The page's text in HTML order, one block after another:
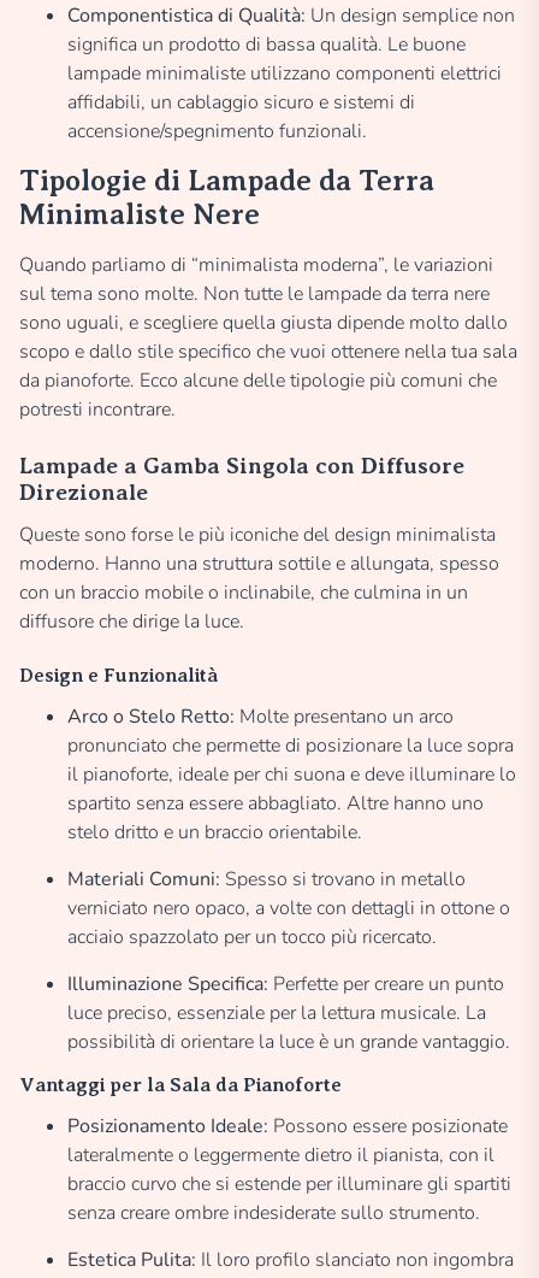
Componentistica di Qualità: Un design semplice non
significa un prodotto di bassa qualità. Le buone
lampade minimaliste utilizzano componenti elettrici
affidabili, un cablaggio sicuro e sistemi di
accensione/spegnimento funzionali.
Tipologie di Lampade da Terra
Minimaliste Nere
Quando parliamo di “minimalista moderna”, le variazioni
sul tema sono molte. Non tutte le lampade da terra nere
sono uguali, e scegliere quella giusta dipende molto dallo
scopo e dallo stile specifico che vuoi ottenere nella tua sala
da pianoforte. Ecco alcune delle tipologie più comuni che
potresti incontrare.
Lampade a Gamba Singola con Diffusore
Direzionale
Queste sono forse le più iconiche del design minimalista
moderno. Hanno una struttura sottile e allungata, spesso
con un braccio mobile o inclinabile, che culmina in un
diffusore che dirige la luce.
Design e Funzionalità
Arco o Stelo Retto: Molte presentano un arco
pronunciato che permette di posizionare la luce sopra
il pianoforte, ideale per chi suona e deve illuminare lo
spartito senza essere abbagliato. Altre hanno uno
stelo dritto e un braccio orientabile.
Materiali Comuni: Spesso si trovano in metallo
verniciato nero opaco, a volte con dettagli in ottone o
acciaio spazzolato per un tocco più ricercato.
Illuminazione Specifica: Perfette per creare un punto
luce preciso, essenziale per la lettura musicale. La
possibilità di orientare la luce è un grande vantaggio.
Vantaggi per la Sala da Pianoforte
Posizionamento Ideale: Possono essere posizionate
lateralmente o leggermente dietro il pianista, con il
braccio curvo che si estende per illuminare gli spartiti
senza creare ombre indesiderate sullo strumento.
Estetica Pulita: Il loro profilo slanciato non ingombra